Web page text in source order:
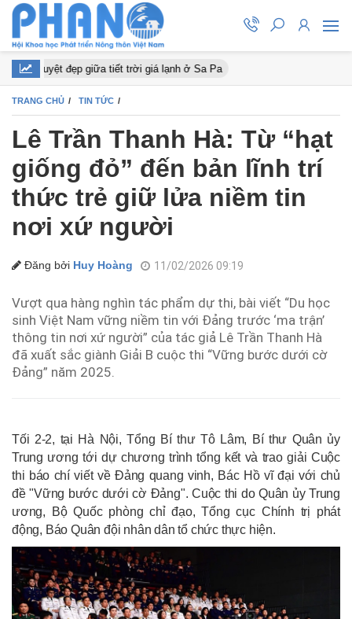
nở tuyệt đẹp giữa tiết trời giá lạnh ở Sa Pa
TRANG CHỦ TIN TỨC
Lê Trần Thanh Hà: Từ “hạt
giống đỏ” đến bản lĩnh trí
thức trẻ giữ lửa niềm tin
nơi xứ người
Đăng bởi Huy Hoàng 11/02/2026 09:19
Vượt qua hàng nghìn tác phẩm dự thi, bài viết “Du học
sinh Việt Nam vững niềm tin với Đảng trước ‘ma trận’
thông tin nơi xứ người” của tác giả Lê Trần Thanh Hà
đã xuất sắc giành Giải B cuộc thi “Vững bước dưới cờ
Đảng” năm 2025.
Tối 2-2, tại Hà Nội, Tổng Bí thư Tô Lâm, Bí thư Quân ủy
Trung ương tới dự chương trình tổng kết và trao giải Cuộc
thi báo chí viết về Đảng quang vinh, Bác Hồ vĩ đại với chủ
đề "Vững bước dưới cờ Đảng". Cuộc thi do Quân ủy Trung
ương, Bộ Quốc phòng chỉ đạo, Tổng cục Chính trị phát
động, Báo Quân đội nhân dân tổ chức thực hiện.